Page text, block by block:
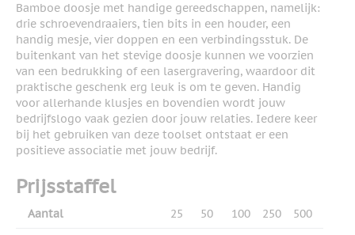
Bamboe doosje met handige gereedschappen, namelijk:
drie schroevendraaiers, tien bits in een houder, een
handig mesje, vier doppen en een verbindingsstuk. De
buitenkant van het stevige doosje kunnen we voorzien
van een bedrukking of een lasergravering, waardoor dit
praktische geschenk erg leuk is om te geven. Handig
voor allerhande klusjes en bovendien wordt jouw
bedrijfslogo vaak gezien door jouw relaties. Iedere keer
bij het gebruiken van deze toolset ontstaat er een
positieve associatie met jouw bedrijf.
Prijsstaffel
Aantal 25 50 100 250 500